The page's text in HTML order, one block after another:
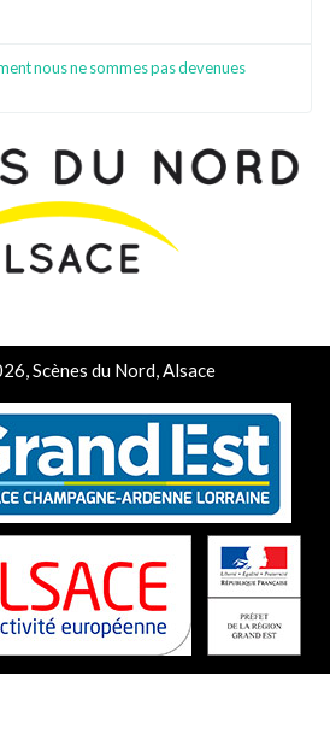
nous ne sommes pas devenues
Scènes du Nord, Alsace